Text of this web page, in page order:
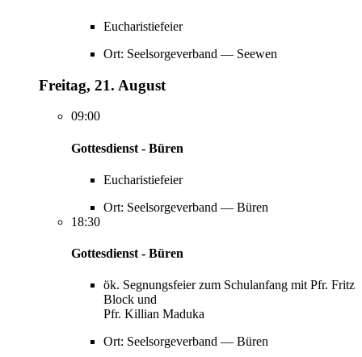
Eucharistiefeier
Ort: Seelsorgeverband — Seewen
Freitag, 21. August
09:00
Gottesdienst - Büren
Eucharistiefeier
Ort: Seelsorgeverband — Büren
18:30
Gottesdienst - Büren
ök. Segnungsfeier zum Schulanfang mit Pfr. Fritz
Block und
Pfr. Killian Maduka
Ort: Seelsorgeverband — Büren